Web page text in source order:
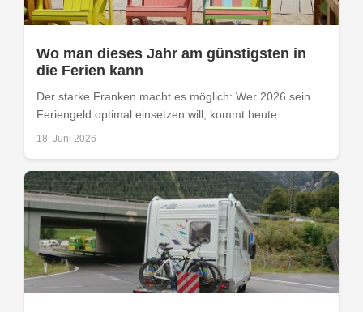
Wo man dieses Jahr am günstigsten in
die Ferien kann
Der starke Franken macht es möglich: Wer 2026 sein
Feriengeld optimal einsetzen will, kommt heute...
18. Juni 2026